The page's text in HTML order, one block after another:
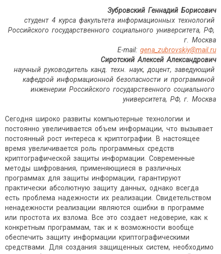
Зубровский Геннадий Борисович
студент 4 курса факультета информационных технологий
Российского государственного социального университета, РФ,
г. Москва
E-mail: gena zubrovskiy@mail.ru
Сиротский Алексей Александрович
научный руководитель канд. техн. наук, доцент, заведующий
кафедрой информационной безопасности и программной
инженерии Российского государственного социального
университета, РФ, г. Москва
Сегодня широко развиты компьютерные технологии и
постоянно увеличивается объем информации, что вызывает
постоянный рост интереса к криптографии. В настоящее
время увеличивается роль программных средств
криптографической защиты информации. Современные
методы шифрования, применяющиеся в различных
программах для защиты информации, гарантируют
практически абсолютную защиту данных, однако всегда
есть проблема надежности их реализации. Свидетельством
ненадежности реализации являются ошибки в программе
или простота их взлома. Все это создает недоверие, как к
конкретным программам, так и к возможности вообще
обеспечить защиту информации криптографическими
средствами. Для создания защищенных систем, необходимо